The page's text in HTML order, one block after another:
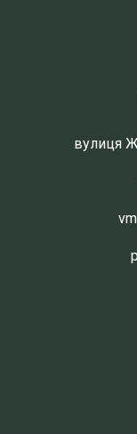
вулиця